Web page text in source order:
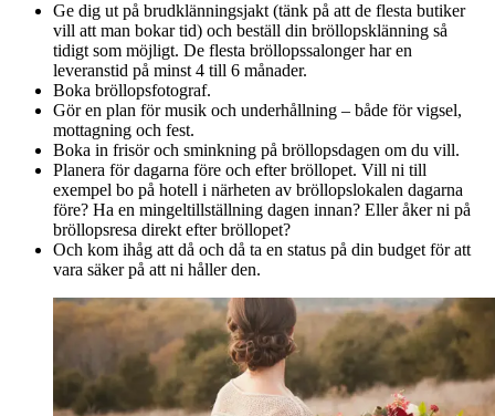
Ge dig ut på brudklänningsjakt (tänk på att de flesta butiker
vill att man bokar tid) och beställ din bröllopsklänning så
tidigt som möjligt. De flesta bröllopssalonger har en
leveranstid på minst 4 till 6 månader.
Boka bröllopsfotograf.
Gör en plan för musik och underhållning – både för vigsel,
mottagning och fest.
Boka in frisör och sminkning på bröllopsdagen om du vill.
Planera för dagarna före och efter bröllopet. Vill ni till
exempel bo på hotell i närheten av bröllopslokalen dagarna
före? Ha en mingeltillställning dagen innan? Eller åker ni på
bröllopsresa direkt efter bröllopet?
Och kom ihåg att då och då ta en status på din budget för att
vara säker på att ni håller den.